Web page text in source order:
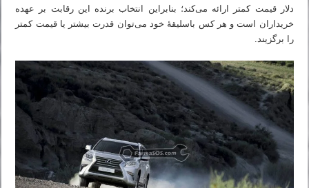
دلار قیمت کمتر ارائه می‌کند؛ بنابراین انتخاب برنده این رقابت بر عهده
خریداران است و هر کس باسلیقهٔ خود می‌توان قدرت بیشتر یا قیمت کمتر
را برگزیند.